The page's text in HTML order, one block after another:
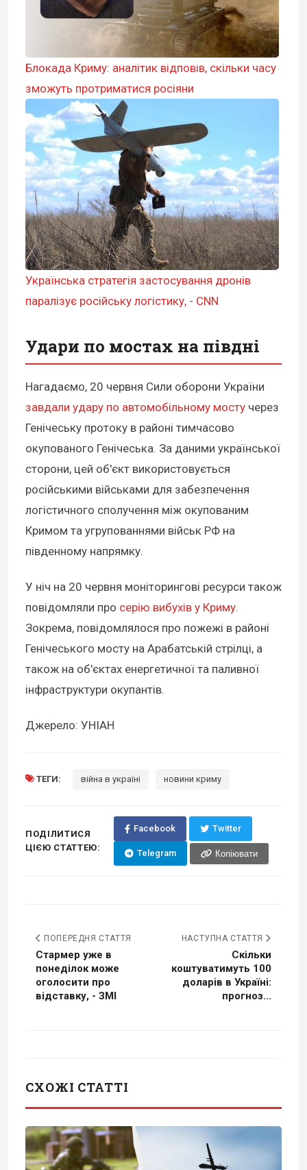
Блокада Криму: аналітик відповів, скільки часу
зможуть протриматися росіяни
Українська стратегія застосування дронів
паралізує російську логістику, - CNN
Удари по мостах на півдні
Нагадаємо, 20 червня Сили оборони України
завдали удару по автомобільному мосту через
Генічеську протоку в районі тимчасово
окупованого Генічеська. За даними української
сторони, цей об'єкт використовується
російськими військами для забезпечення
логістичного сполучення між окупованим
Кримом та угрупованнями військ РФ на
південному напрямку.
У ніч на 20 червня моніторингові ресурси також
повідомляли про серію вибухів у Криму.
Зокрема, повідомлялося про пожежі в районі
Генічеського мосту на Арабатській стрілці, а
також на об'єктах енергетичної та паливної
інфраструктури окупантів.
Джерело: УНІАН
ТЕГИ: війна в україні новини криму
ПОДІЛИТИСЯ
ЦІЄЮ СТАТТЕЮ:
Facebook Twitter
Telegram Копіювати
ПОПЕРЕДНЯ СТАТТЯ
Стармер уже в
понеділок може
оголосити про
відставку, - ЗМІ
НАСТУПНА СТАТТЯ
Скільки
коштуватимуть 100
доларів в Україні:
прогноз...
СХОЖІ СТАТТІ